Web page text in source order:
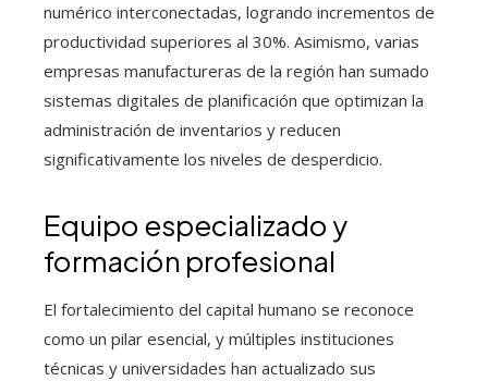
numérico interconectadas, logrando incrementos de
productividad superiores al 30%. Asimismo, varias
empresas manufactureras de la región han sumado
sistemas digitales de planificación que optimizan la
administración de inventarios y reducen
significativamente los niveles de desperdicio.
Equipo especializado y
formación profesional
El fortalecimiento del capital humano se reconoce
como un pilar esencial, y múltiples instituciones
técnicas y universidades han actualizado sus